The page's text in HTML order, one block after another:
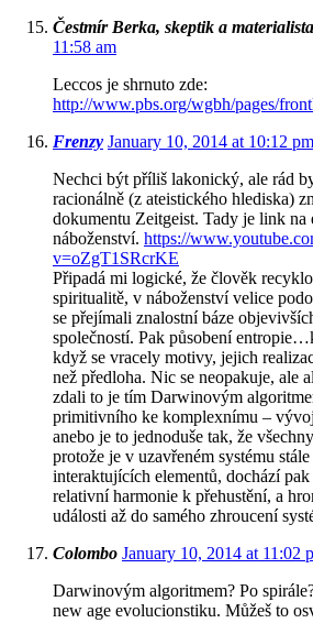
Čestmír Berka, skeptik a materialista
11:58 am
Leccos je shrnuto zde:
http://www.pbs.org/wgbh/pages/
Frenzy January 10, 2014 at 10:12 pm
Nechci být příliš lakonický, ale rád
racionálně (z ateistického hlediska)
dokumentu Zeitgeist. Tady je link na
náboženství. https://
v=oZgT1SRcrKE
Připadá mi logické, že člověk
spiritualitě, v náboženství velice
se přejímali znalostní báze
společností. Pak působení
když se vracely motivy, jejich
než předloha. Nic se neopakuje, ale
zdali to je tím Darwinovým
primitivního ke komplexnímu –
anebo je to jednoduše tak, že
protože je v uzavřeném systému
interaktujících elementů, dochází pak
relativní harmonie k přehustění, a
události až do samého zhroucení
Colombo January 10, 2014 at 11:02
Darwinovým algoritmem? Po
new age evolucionstiku. Můžeš to